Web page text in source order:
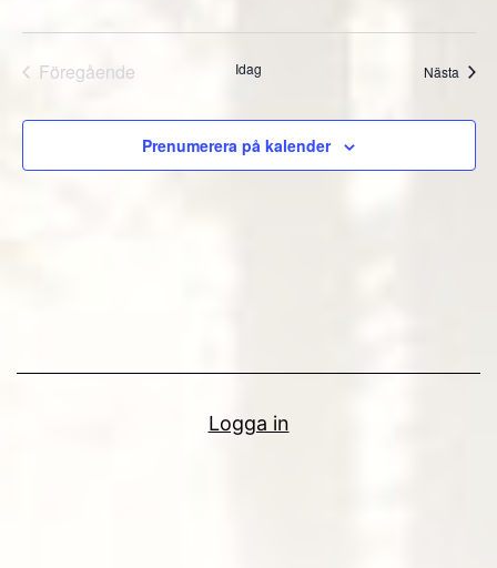
Föregående
Idag Nästa
Prenumerera på kalender
Logga in